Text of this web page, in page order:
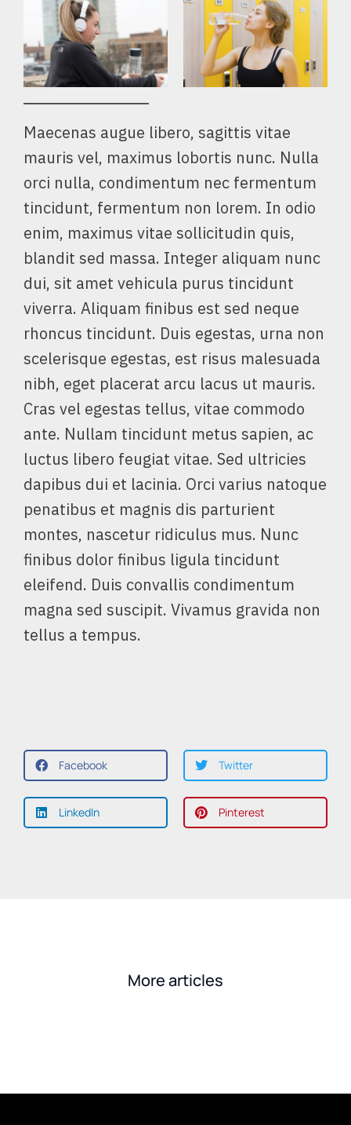
Maecenas augue libero, sagittis vitae
mauris vel, maximus lobortis nunc. Nulla
orci nulla, condimentum nec fermentum
tincidunt, fermentum non lorem. In odio
enim, maximus vitae sollicitudin quis,
blandit sed massa. Integer aliquam nunc
dui, sit amet vehicula purus tincidunt
viverra. Aliquam finibus est sed neque
rhoncus tincidunt. Duis egestas, urna non
scelerisque egestas, est risus malesuada
nibh, eget placerat arcu lacus ut mauris.
Cras vel egestas tellus, vitae commodo
ante. Nullam tincidunt metus sapien, ac
luctus libero feugiat vitae. Sed ultricies
dapibus dui et lacinia. Orci varius natoque
penatibus et magnis dis parturient
montes, nascetur ridiculus mus. Nunc
finibus dolor finibus ligula tincidunt
eleifend. Duis convallis condimentum
magna sed suscipit. Vivamus gravida non
tellus a tempus.
Facebook Twitter
LinkedIn Pinterest
More articles